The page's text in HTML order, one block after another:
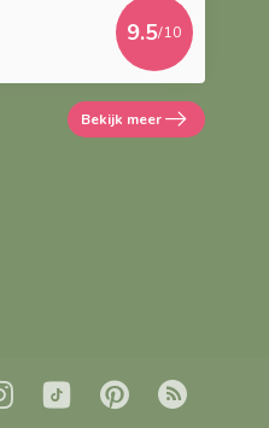
9.5/10
Bekijk meer